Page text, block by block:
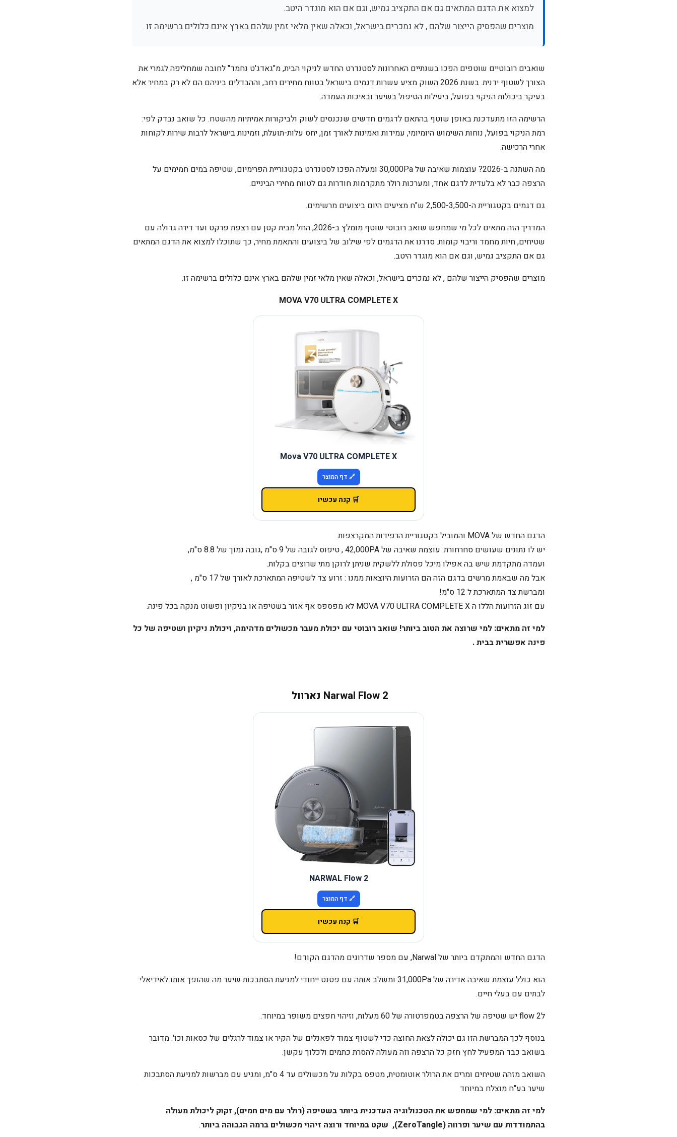
למצוא את הדגם המתאים גם אם התקציב גמיש, וגם אם הוא מוגדר היטב.
מוצרים שהפסיק הייצור שלהם , לא נמכרים בישראל, וכאלה שאין מלאי זמין שלהם בארץ אינם כלולים ברשימה זו.
שואבים רובוטיים שוטפים הפכו בשנתיים האחרונות לסטנדרט החדש לניקוי הבית, מ"גאדג'ט נחמד" לחובה שמחליפה לגמרי את
הצורך לשטוף ידנית. בשנת 2026 השוק מציע עשרות דגמים בישראל בטווח מחירים רחב, וההבדלים ביניהם הם לא רק במחיר אלא
בעיקר ביכולות הניקוי בפועל, ביעילות הטיפול בשיער ובאיכות העמדה.
הרשימה הזו מתעדכנת באופן שוטף בהתאם לדגמים חדשים שנכנסים לשוק ולביקורות אמיתיות מהשטח. כל שואב נבדק לפי:
רמת הניקוי בפועל, נוחות השימוש היומיומי, עמידות ואמינות לאורך זמן, יחס עלות-תועלת, וזמינות בישראל לרבות שירות לקוחות
אחרי הרכישה.
מה השתנה ב-2026? עוצמות שאיבה של 30,000Pa ומעלה הפכו לסטנדרט בקטגוריית הפרימיום, שטיפה במים חמימים על
הרצפה כבר לא בלעדית לדגם אחד, ומערכות רולר מתקדמות חודרות גם לטווח מחירי הביניים.
גם דגמים בקטגוריית ה-2,500-3,500 ש"ח מציעים היום ביצועים מרשימים.
המדריך הזה מתאים לכל מי שמחפש שואב רובוטי שוטף מומלץ ב-2026, החל מבית קטן עם רצפת פרקט ועד דירה גדולה עם
שטיחים, חיות מחמד וריבוי קומות. סדרנו את הדגמים לפי שילוב של ביצועים והתאמת מחיר, כך שתוכלו למצוא את הדגם המתאים
גם אם התקציב גמיש, וגם אם הוא מוגדר היטב.
מוצרים שהפסיק הייצור שלהם , לא נמכרים בישראל, וכאלה שאין מלאי זמין שלהם בארץ אינם כלולים ברשימה זו.
MOVA V70 ULTRA COMPLETE X
Mova V70 ULTRA COMPLETE X
🔗 דף המוצר
🛒 קנה עכשיו
הדגם החדש של MOVA והמוביל בקטגוריית הרפידות המקרצפות.
יש לו נתונים שעושים סחרחורת: עוצמת שאיבה של 42,000PA , טיפוס לגובה של 9 ס"מ ,גובה נמוך של 8.8 ס"מ,
ועמדה מתקדמת שיש בה אפילו מיכל פסולת ללשקית שניתן לרוקן מתי שרוצים בקלות.
אבל מה שבאמת מרשים בדגם הזה הם הזרועות היוצאות ממנו : זרוע צד לשטיפה המתארכת לאורך של 17 ס"מ ,
ומברשת צד המתארכת ל 12 ס"מ!
עם זוג הזרועות הללו ה MOVA V70 ULTRA COMPLETE X לא מפספס אף אזור בשטיפה או בניקיון ופשוט מנקה בכל פינה.
למי זה מתאים: למי שרוצה את הטוב ביותר! שואב רובוטי עם יכולת מעבר מכשולים מדהימה, ויכולת ניקיון ושטיפה של כל
פינה אפשרית בבית .
Narwal Flow 2 נארוול
NARWAL Flow 2
🔗 דף המוצר
🛒 קנה עכשיו
הדגם החדש והמתקדם ביותר של Narwal, עם מספר שדרוגים מהדגם הקודם!
הוא כולל עוצמת שאיבה אדירה של 31,000Pa ומשלב אותה עם פטנט ייחודי למניעת הסתבכות שיער מה שהופך אותו לאידיאלי
לבתים עם בעלי חיים.
לflow 2 יש שטיפה של הרצפה בטמפרטורה של 60 מעלות, וזיהוי חפצים משופר במיוחד.
בנוסף לכך המברשת הזו גם יכולה לצאת החוצה כדי לשטוף צמוד לפאנלים של הקיר או צמוד לרגלים של כסאות וכו'. מדובר
בשואב כבד המפעיל לחץ חזק כל הרצפה וזה מעולה להסרת כתמים ולכלוך עקשן.
השואב מזהה שטיחים ומרים את הרולר אוטומטית, מטפס בקלות על מכשולים עד 4 ס"מ, ומגיע עם מברשות למניעת הסתבכות
שיער בע"ח מוצלח במיוחד
למי זה מתאים: למי שמחפש את הטכנולוגיה העדכנית ביותר בשטיפה (רולר עם מים חמים), זקוק ליכולת מעולה
בהתמודדות עם שיער ופרווה (ZeroTangle), שקט במיוחד ורוצה זיהוי מכשולים ברמה הגבוהה ביותר
.